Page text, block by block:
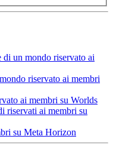
di un mondo riservato ai
riservato ai membri
ai membri su Worlds
riservati ai membri su
su Meta Horizon